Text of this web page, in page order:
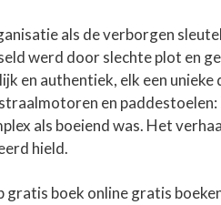
als de verborgen
werd door slechte plot en
en authentiek, elk een unieke
en
als boeiend was. Het
hield.
boek online gratis